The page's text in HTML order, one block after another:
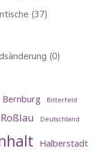
(37)
(0)
Bernburg Bitterfeld
Deutschland
Halberstadt